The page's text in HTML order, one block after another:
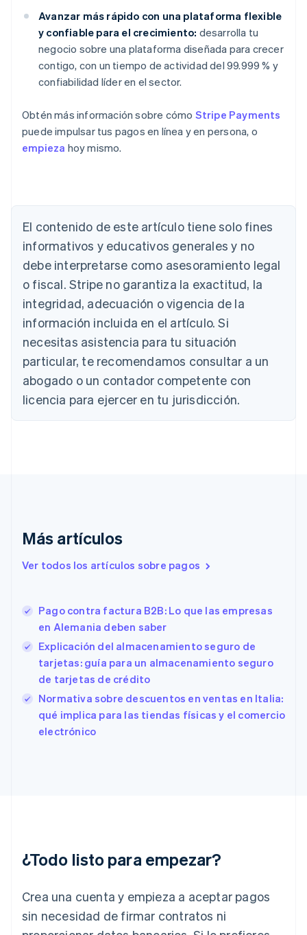
Avanzar más rápido con una plataforma flexible
y confiable para el crecimiento: desarrolla tu
negocio sobre una plataforma diseñada para crecer
contigo, con un tiempo de actividad del 99.999 % y
confiabilidad líder en el sector.
Obtén más información sobre cómo Stripe Payments
puede impulsar tus pagos en línea y en persona, o
empieza hoy mismo.
El contenido de este artículo tiene solo fines
informativos y educativos generales y no
debe interpretarse como asesoramiento legal
o fiscal. Stripe no garantiza la exactitud, la
integridad, adecuación o vigencia de la
información incluida en el artículo. Si
necesitas asistencia para tu situación
particular, te recomendamos consultar a un
abogado o un contador competente con
licencia para ejercer en tu jurisdicción.
Más artículos
Ver todos los artículos sobre pagos
Pago contra factura B2B: Lo que las empresas
en Alemania deben saber
Explicación del almacenamiento seguro de
tarjetas: guía para un almacenamiento seguro
de tarjetas de crédito
Normativa sobre descuentos en ventas en Italia:
qué implica para las tiendas físicas y el comercio
electrónico
¿Todo listo para empezar?
Crea una cuenta y empieza a aceptar pagos
sin necesidad de firmar contratos ni
Alemania
Deutsch
Australia
English
Austria
Bélgica
NederlandsFrançaisDeutschEnglish
Brasil
Português English
Bulgaria
English
Canadá
English Français
China continental
English
Eslovaquia
España
EspañolEnglish
Estados Unidos
English Español
Estonia
English
Finlandia
EnglishSvenska
Francia
Irlanda
Italia
English
Japón